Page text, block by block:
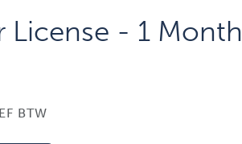
License - 1 Month
BTW